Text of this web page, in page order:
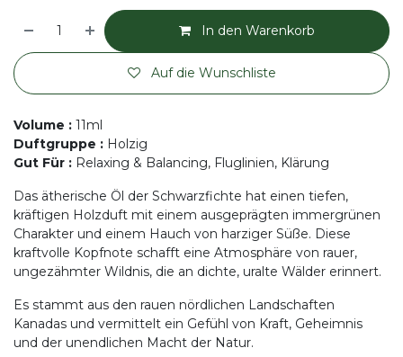
In den Warenkorb
Auf die Wunschliste
Volume : 11ml
Duftgruppe : Holzig
Gut Für : Relaxing & Balancing, Fluglinien, Klärung
Das ätherische Öl der Schwarzfichte hat einen tiefen,
kräftigen Holzduft mit einem ausgeprägten immergrünen
Charakter und einem Hauch von harziger Süße. Diese
kraftvolle Kopfnote schafft eine Atmosphäre von rauer,
ungezähmter Wildnis, die an dichte, uralte Wälder erinnert.
Es stammt aus den rauen nördlichen Landschaften
Kanadas und vermittelt ein Gefühl von Kraft, Geheimnis
und der unendlichen Macht der Natur.